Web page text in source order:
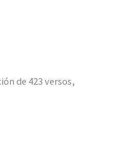
de 423 versos,